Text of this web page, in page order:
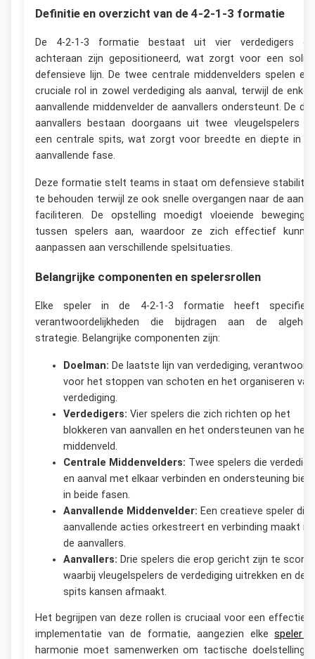
Definitie en overzicht van de 4-2-1-3 formatie
De 4-2-1-3 formatie bestaat uit vier verdedigers
achteraan zijn gepositioneerd, wat zorgt voor een
defensieve lijn. De twee centrale middenvelders spelen
cruciale rol in zowel verdediging als aanval, terwijl de
aanvallende middenvelder de aanvallers ondersteunt. De
aanvallers bestaan doorgaans uit twee vleugelspelers
een centrale spits, wat zorgt voor breedte en diepte in
aanvallende fase.
Deze formatie stelt teams in staat om defensieve
te behouden terwijl ze ook snelle overgangen naar de
faciliteren. De opstelling moedigt vloeiende
tussen spelers aan, waardoor ze zich effectief
aanpassen aan verschillende spelsituaties.
Belangrijke componenten en spelersrollen
Elke speler in de 4-2-1-3 formatie heeft
verantwoordelijkheden die bijdragen aan de
strategie. Belangrijke componenten zijn:
Doelman: De laatste lijn van verdediging,
voor het stoppen van schoten en het organiseren
verdediging.
Verdedigers: Vier spelers die zich richten op het
blokkeren van aanvallen en het ondersteunen van het
middenveld.
Centrale Middenvelders: Twee spelers die
en aanval met elkaar verbinden en ondersteuning
in beide fasen.
Aanvallende Middenvelder: Een creatieve speler die
aanvallende acties orkestreert en verbinding maakt
de aanvallers.
Aanvallers: Drie spelers die erop gericht zijn te
waarbij vleugelspelers de verdediging uitrekken en de
spits kansen afmaakt.
Het begrijpen van deze rollen is cruciaal voor een
implementatie van de formatie, aangezien elkespeler
harmonie moet samenwerken om tactische